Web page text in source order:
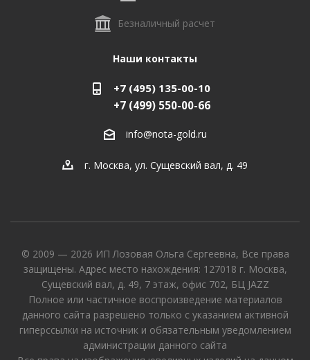
Безналичный расчет
Наши контакты
+7 (495) 135-00-10
+7 (499) 550-00-66
info@nota-gold.ru
г. Москва, ул. Сущевский вал, д. 49
© 2009 — 2026 ИП Лозовая Ольга Сергеевна, Все права
защищены. Адрес место нахождения: 127018 г. Москва,
Сущевский вал, д. 49, 7 этаж, офис 702, БЦ JAZZ
Полное или частичное воспроизведение материалов
данного сайта разрешено только с указанием активной
гиперссылки на источник и обязательным уведомлением
администрации данного сайта